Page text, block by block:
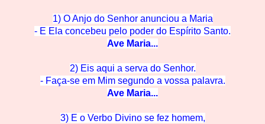
1) O Anjo do Senhor anunciou a Maria
- E Ela concebeu pelo poder do Espírito Santo.
Ave Maria...
2) Eis aqui a serva do Senhor.
- Faça-se em Mim segundo a vossa palavra.
Ave Maria...
3) E o Verbo Divino se fez homem,